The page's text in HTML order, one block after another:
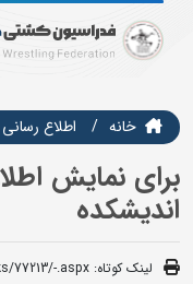
خانه اطلاع رسانی
برای نمایش
اندیشکده
لینک کوتاه: 77213/-.aspx